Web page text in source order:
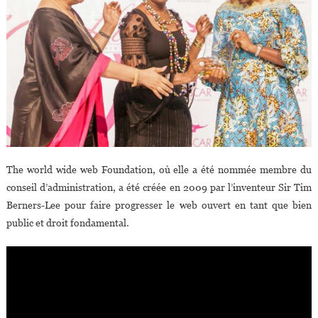
The world wide web Foundation, où elle a été nommée membre du
conseil d’administration, a été créée en 2009 par l’inventeur Sir Tim
Berners-Lee pour faire progresser le web ouvert en tant que bien
public et droit fondamental.